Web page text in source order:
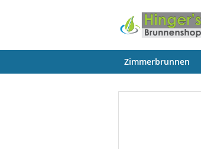
Zimmerbrunnen